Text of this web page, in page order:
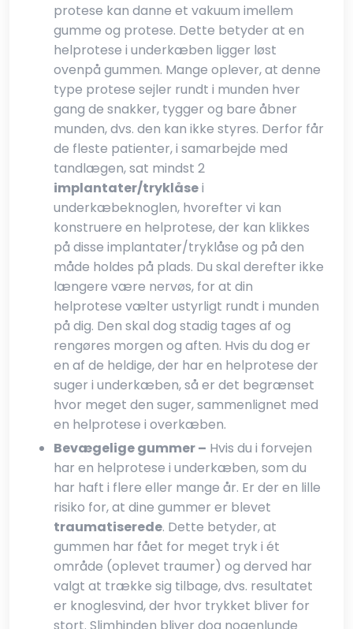
protese kan danne et vakuum imellem
gumme og protese. Dette betyder at en
helprotese i underkæben ligger løst
ovenpå gummen. Mange oplever, at denne
type protese sejler rundt i munden hver
gang de snakker, tygger og bare åbner
munden, dvs. den kan ikke styres. Derfor får
de fleste patienter, i samarbejde med
tandlægen, sat mindst 2
implantater/tryklåsei
underkæbeknoglen, hvorefter vi kan
konstruere en helprotese, der kan klikkes
på disse implantater/tryklåse og på den
måde holdes på plads. Du skal derefter ikke
længere være nervøs, for at din
helprotese vælter ustyrligt rundt i munden
på dig. Den skal dog stadig tages af og
rengøres morgen og aften. Hvis du dog er
en af de heldige, der har en helprotese der
suger i underkæben, så er det begrænset
hvor meget den suger, sammenlignet med
en helprotese i overkæben.​
Bevægelige gummer – Hvis du i forvejen
har en helprotese i underkæben, som du
har haft i flere eller mange år. Er der en lille
risiko for, at dine gummer er blevet
traumatiserede. Dette betyder, at
gummen har fået for meget tryk i ét
område (oplevet traumer) og derved har
valgt at trække sig tilbage, dvs. resultatet
er knoglesvind, der hvor trykket bliver for
stort. Slimhinden bliver dog nogenlunde